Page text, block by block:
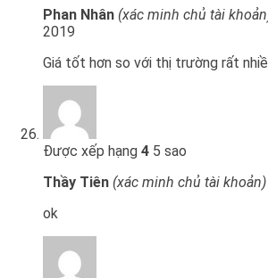
Phan Nhân (xác minh chủ tài
2019
Giá tốt hơn so với thị trường rất
Được xếp hạng 4 5 sao
Thầy Tiên (xác minh chủ tài khoản)
ok